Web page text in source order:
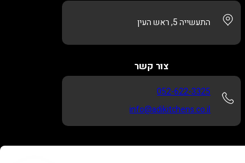
התעשייה 5, ראש העין
צור קשר
052-622-3325
info@adikitchens.co.il